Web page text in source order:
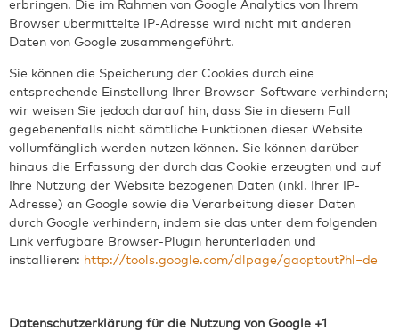
erbringen. Die im Rahmen von Google Analytics von Ihrem
Browser übermittelte IP-Adresse wird nicht mit anderen
Daten von Google zusammengeführt.
Sie können die Speicherung der Cookies durch eine
entsprechende Einstellung Ihrer Browser-Software verhindern;
wir weisen Sie jedoch darauf hin, dass Sie in diesem Fall
gegebenenfalls nicht sämtliche Funktionen dieser Website
vollumfänglich werden nutzen können. Sie können darüber
hinaus die Erfassung der durch das Cookie erzeugten und auf
Ihre Nutzung der Website bezogenen Daten (inkl. Ihrer IP-
Adresse) an Google sowie die Verarbeitung dieser Daten
durch Google verhindern, indem sie das unter dem folgenden
Link verfügbare Browser-Plugin herunterladen und
installieren: http://tools.google.com/dlpage/gaoptout?hl=de
Datenschutzerklärung für die Nutzung von Google +1